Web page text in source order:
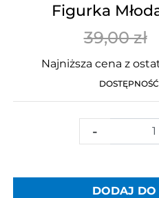
Figurka
39,00 zł
Najniższa cena z
-
DODAJ DO